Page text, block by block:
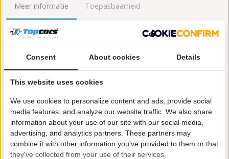
Meer informatie Toepasbaarheid
Origineel nummers
Garantie:2 jaar garantie
Materiaal:Keramiek
Enkel in combinatie met:FK91719
Product in orde:
Controleteken:E9-103R
Consent About cookies Details
This website uses cookies
We use cookies to personalize content and ads, provide social
media features, and analyze our website traffic. We also share
information about your use of our site with our social media,
advertising, and analytics partners. These partners may
combine it with other information you've provided to them or that
they've collected from your use of their services.